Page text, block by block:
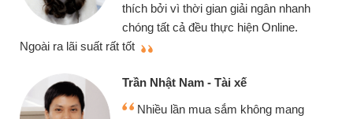
thích bởi vì thời gian giải ngân nhanh
chóng tất cả đều thực hiện Online.
Ngoài ra lãi suất rất tốt
Trần Nhật Nam - Tài xế
Nhiều lần mua sắm không mang